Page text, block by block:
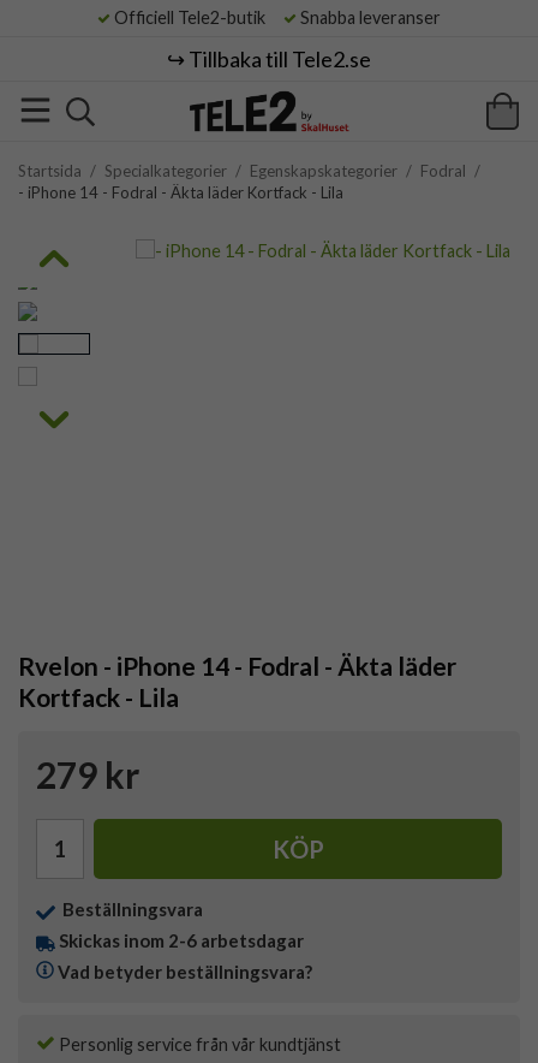
Officiell Tele2-butik Snabba leveranser
↪️ Tillbaka till Tele2.se
Startsida / Specialkategorier / Egenskapskategorier / Fodral /
- iPhone 14 - Fodral - Äkta läder Kortfack - Lila
Rvelon - iPhone 14 - Fodral - Äkta läder
Kortfack - Lila
279 kr
KÖP
Beställningsvara
Skickas inom 2-6 arbetsdagar
Vad betyder beställningsvara?
Personlig service från vår kundtjänst